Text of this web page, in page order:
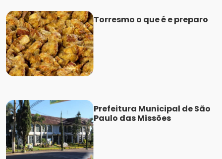
Torresmo o que é e preparo
Prefeitura Municipal de São
Paulo das Missões